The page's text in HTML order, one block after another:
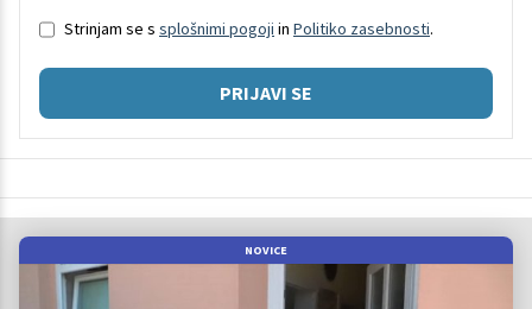
Strinjam se s splošnimi pogoji in Politiko zasebnosti.
PRIJAVI SE
NOVICE